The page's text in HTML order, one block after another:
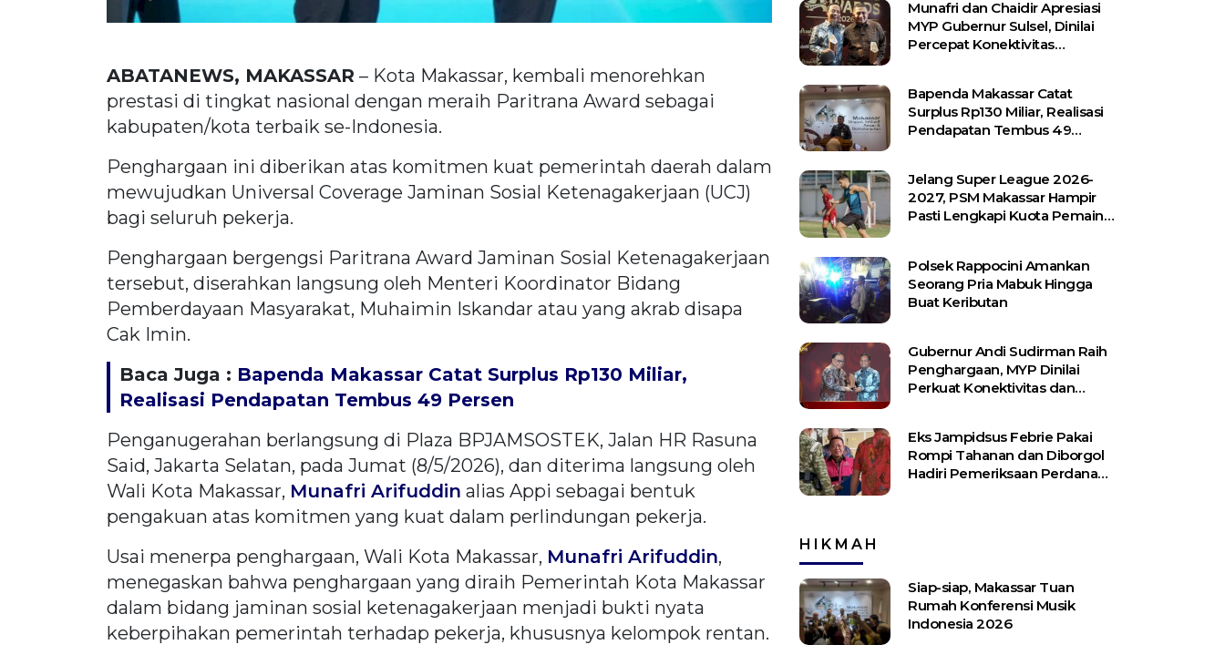
ABATANEWS, MAKASSAR – Kota Makassar, kembali menorehkan
prestasi di tingkat nasional dengan meraih Paritrana Award sebagai
kabupaten/kota terbaik se-Indonesia.
Penghargaan ini diberikan atas komitmen kuat pemerintah daerah dalam
mewujudkan Universal Coverage Jaminan Sosial Ketenagakerjaan (UCJ)
bagi seluruh pekerja.
Penghargaan bergengsi Paritrana Award Jaminan Sosial Ketenagakerjaan
tersebut, diserahkan langsung oleh Menteri Koordinator Bidang
Pemberdayaan Masyarakat, Muhaimin Iskandar atau yang akrab disapa
Cak Imin.
Baca Juga : Bapenda Makassar Catat Surplus Rp130 ​​Miliar,
Realisasi Pendapatan Tembus 49 Persen
Penganugerahan berlangsung di Plaza BPJAMSOSTEK, Jalan HR Rasuna
Said, Jakarta Selatan, pada Jumat (8/5/2026), dan diterima langsung oleh
Wali Kota Makassar, Munafri Arifuddin alias Appi sebagai bentuk
pengakuan atas komitmen yang kuat dalam perlindungan pekerja.
Usai menerpa penghargaan, Wali Kota Makassar, Munafri Arifuddin,
menegaskan bahwa penghargaan yang diraih Pemerintah Kota Makassar
dalam bidang jaminan sosial ketenagakerjaan menjadi bukti nyata
keberpihakan pemerintah terhadap pekerja, khususnya kelompok rentan.
Munafri dan Chaidir Apresiasi
MYP Gubernur Sulsel, Dinilai
Percepat Konektivitas
Bapenda Makassar Catat
Surplus Rp130 ​​Miliar, Realisasi
Pendapatan Tembus 49
Jelang Super League 2026-
2027, PSM Makassar Hampir
Pasti Lengkapi Kuota Pemain
Polsek Rappocini Amankan
Seorang Pria Mabuk Hingga
Buat Keributan
Gubernur Andi Sudirman Raih
Penghargaan, MYP Dinilai
Perkuat Konektivitas dan
Eks Jampidsus Febrie Pakai
Rompi Tahanan dan Diborgol
Hadiri Pemeriksaan Perdana
HIKMAH
Siap-siap, Makassar Tuan
Rumah Konferensi Musik
Indonesia 2026